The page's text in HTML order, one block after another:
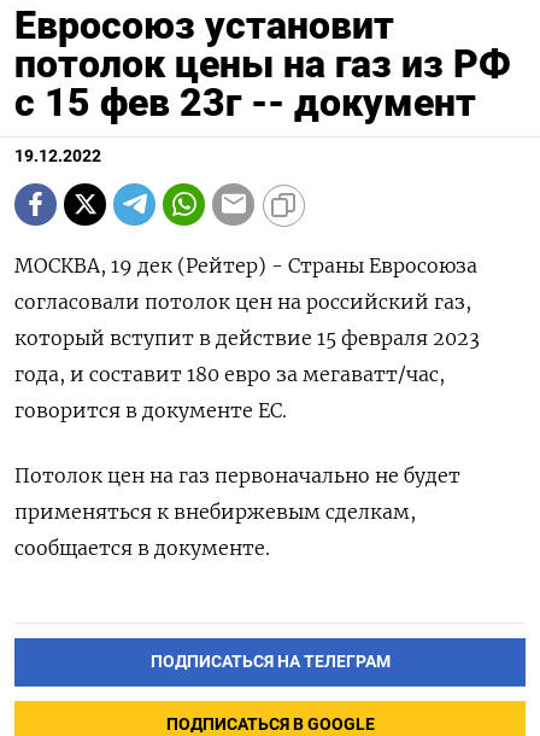
Евросоюз установит
потолок цены на газ из РФ
с 15 фев 23г -- документ
19.12.2022
МОСКВА, 19 дек (Рейтер) - Страны Евросоюза
согласовали потолок цен на российский газ,
который вступит в действие 15 февраля 2023
года, и составит 180 евро за мегаватт/час,
говорится в документе ЕС.
Потолок цен на газ первоначально не будет
применяться к внебиржевым сделкам,
сообщается в документе.
ПОДПИСАТЬСЯ НА ТЕЛЕГРАМ
ПОДПИСАТЬСЯ В GOOGLE